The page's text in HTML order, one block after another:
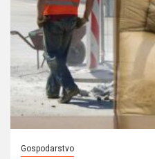
Gospodarstvo